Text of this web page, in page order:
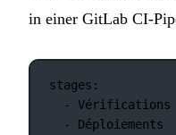
in einer GitLab CI-
stages :
- Vérifications
- Déploiements